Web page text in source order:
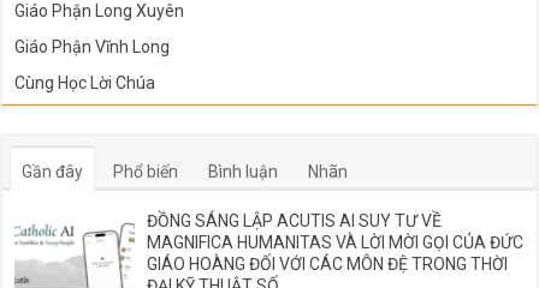
Giáo Phận Long Xuyên
Giáo Phận Vĩnh Long
Cùng Học Lời Chúa
Gần đây Phổ biến Bình luận Nhãn
ĐỒNG SÁNG LẬP ACUTIS AI SUY TƯ VỀ
MAGNIFICA HUMANITAS VÀ LỜI MỜI GỌI CỦA ĐỨC
GIÁO HOÀNG ĐỐI VỚI CÁC MÔN ĐỆ TRONG THỜI